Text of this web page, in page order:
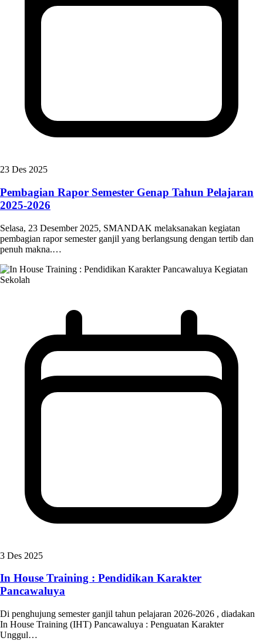
23 Des 2025
Pembagian Rapor Semester Genap Tahun Pelajaran
2025-2026
Selasa, 23 Desember 2025, SMANDAK melaksanakan kegiatan
pembagian rapor semester ganjil yang berlangsung dengan tertib dan
penuh makna.…
Kegiatan
Sekolah
3 Des 2025
In House Training : Pendidikan Karakter
Pancawaluya
Di penghujung semester ganjil tahun pelajaran 2026-2026 , diadakan
In House Training (IHT) Pancawaluya : Penguatan Karakter
Unggul…